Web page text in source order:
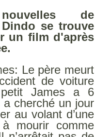
de
se trouve
un film d'après
Le père meurt
de voiture
James a 6
a cherché un jour
au volant d’une
mourir comme